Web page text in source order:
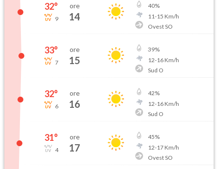
32°
9
ore
14
40%
11-15 Km/h
Ovest SO
33°
7
ore
15
39%
12-16Km/h
Sud O
32°
6
ore
16
42%
12-16Km/h
Sud O
31°
4
ore
17
45%
12-17Km/h
Ovest SO